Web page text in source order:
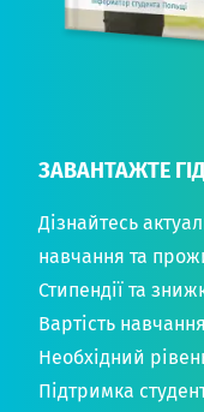
ЗАВАНТАЖТЕ
Дізнайтесь
навчання та
Стипендії та
Вартість навчання
Необхідний
Підтримка